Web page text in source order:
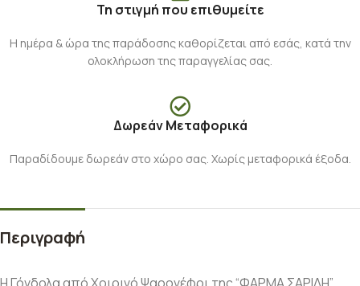
Τη στιγμή που επιθυμείτε
Η ημέρα & ώρα της παράδοσης καθορίζεται από εσάς, κατά την
ολοκλήρωση της παραγγελίας σας.
Δωρεάν Μεταφορικά
Παραδίδουμε δωρεάν στο χώρο σας. Χωρίς μεταφορικά έξοδα.
Περιγραφή